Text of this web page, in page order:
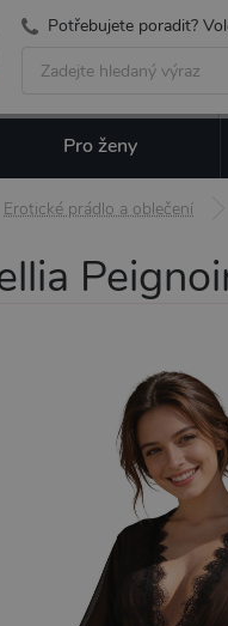
Potřebujete poradit?
Pro ženy
Erotické prádlo a oblečení